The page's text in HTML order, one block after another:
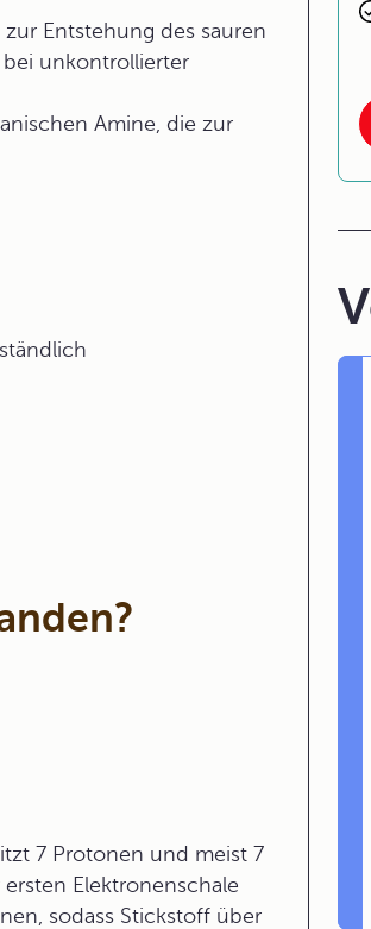
Entstehung des sauren
unkontrollierter
Amine, die zur
7 Protonen und meist 7
Elektronenschale
sodass Stickstoff über